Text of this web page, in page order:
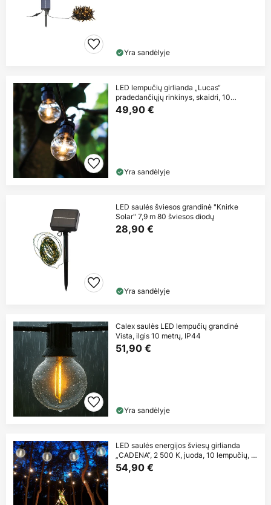
Yra sandėlyje
LED lempučių girlianda „Lucas“
pradedančiųjų rinkinys, skaidri, 10
lempučių,
49,90 €
Yra sandėlyje
LED saulės šviesos grandinė "Knirke
Solar" 7,9 m 80 šviesos diodų
28,90 €
Yra sandėlyje
Calex saulės LED lempučių grandinė
Vista, ilgis 10 metrų, IP44
51,90 €
Yra sandėlyje
LED saulės energijos šviesų girlianda
„CADENA“, 2 500 K, juoda, 10 lempučių, 5
m
54,90 €